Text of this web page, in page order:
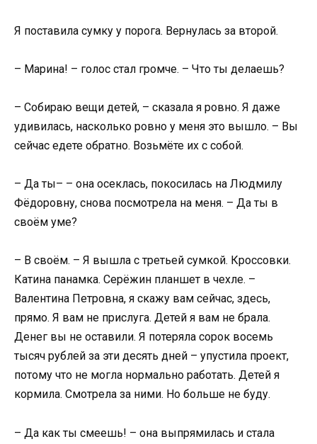
Я поставила сумку у порога. Вернулась за второй.
– Марина! – голос стал громче. – Что ты делаешь?
– Собираю вещи детей, – сказала я ровно. Я даже
удивилась, насколько ровно у меня это вышло. – Вы
сейчас едете обратно. Возьмёте их с собой.
– Да ты– – она осеклась, покосилась на Людмилу
Фёдоровну, снова посмотрела на меня. – Да ты в
своём уме?
– В своём. – Я вышла с третьей сумкой. Кроссовки.
Катина панамка. Серёжин планшет в чехле. –
Валентина Петровна, я скажу вам сейчас, здесь,
прямо. Я вам не прислуга. Детей я вам не брала.
Денег вы не оставили. Я потеряла сорок восемь
тысяч рублей за эти десять дней – упустила проект,
потому что не могла нормально работать. Детей я
кормила. Смотрела за ними. Но больше не буду.
– Да как ты смеешь! – она выпрямилась и стала